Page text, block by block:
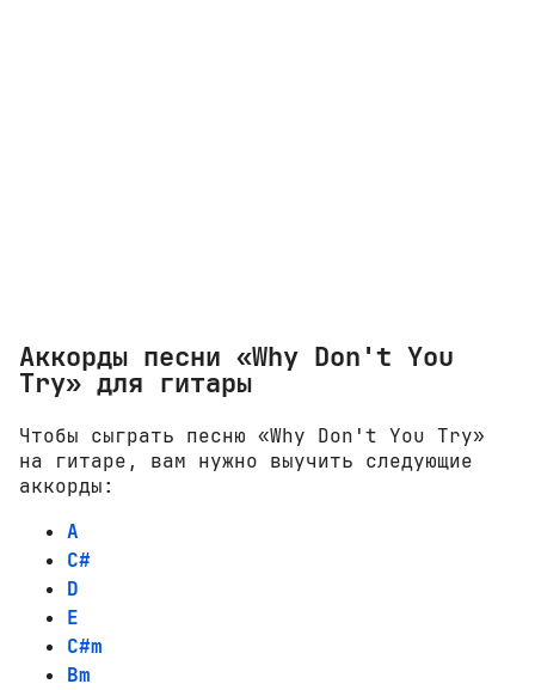
Аккорды песни «Why Don't You
Try» для гитары
Чтобы сыграть песню «Why Don't You Try»
на гитаре, вам нужно выучить следующие
аккорды:
A
C#
D
E
C#m
Bm